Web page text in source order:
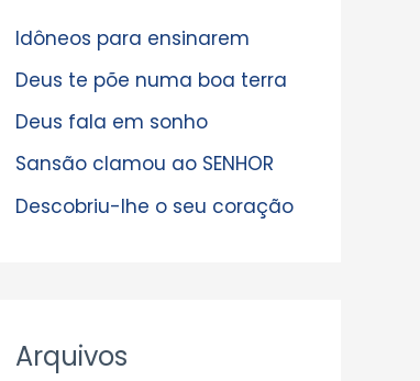
Idôneos para ensinarem
Deus te põe numa boa terra
Deus fala em sonho
Sansão clamou ao SENHOR
Descobriu-lhe o seu coração
Arquivos